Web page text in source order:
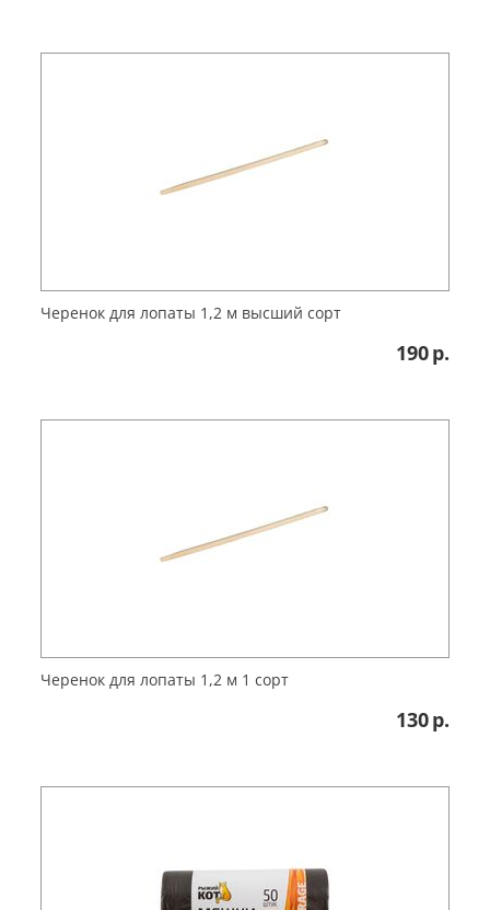
Черенок для лопаты 1,2 м высший сорт
190р.
Черенок для лопаты 1,2 м 1 сорт
130р.